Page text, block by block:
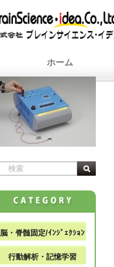
ホーム
脳・脊髄固定/ｲﾝｼﾞｪｸｼｮﾝ
行動解析・記憶学習